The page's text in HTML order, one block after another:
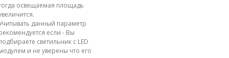
освещаемая площадь
данный параметр
если - Вы
светильник с LED
и не уверены что его